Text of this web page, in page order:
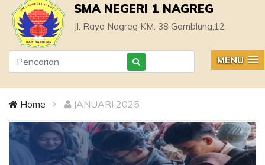
SMA NEGERI 1 NAGREG
Jl. Raya Nagreg KM. 38 Gamblung,12
MENU
Home JANUARI 2025